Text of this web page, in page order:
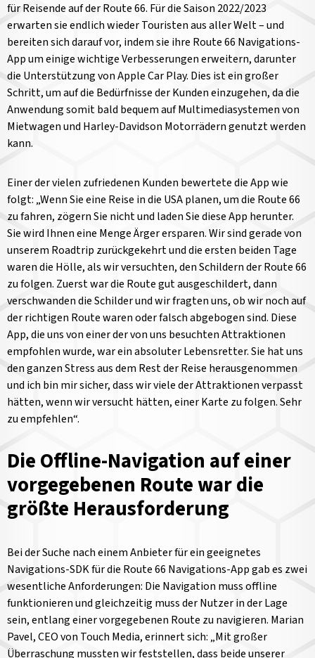
für Reisende auf der Route 66. Für die Saison 2022/2023
erwarten sie endlich wieder Touristen aus aller Welt – und
bereiten sich darauf vor, indem sie ihre Route 66 Navigations-
App um einige wichtige Verbesserungen erweitern, darunter
die Unterstützung von Apple Car Play. Dies ist ein großer
Schritt, um auf die Bedürfnisse der Kunden einzugehen, da die
Anwendung somit bald bequem auf Multimediasystemen von
Mietwagen und Harley-Davidson Motorrädern genutzt werden
kann.
Einer der vielen zufriedenen Kunden bewertete die App wie
folgt: „Wenn Sie eine Reise in die USA planen, um die Route 66
zu fahren, zögern Sie nicht und laden Sie diese App herunter.
Sie wird Ihnen eine Menge Ärger ersparen. Wir sind gerade von
unserem Roadtrip zurückgekehrt und die ersten beiden Tage
waren die Hölle, als wir versuchten, den Schildern der Route 66
zu folgen. Zuerst war die Route gut ausgeschildert, dann
verschwanden die Schilder und wir fragten uns, ob wir noch auf
der richtigen Route waren oder falsch abgebogen sind. Diese
App, die uns von einer der von uns besuchten Attraktionen
empfohlen wurde, war ein absoluter Lebensretter. Sie hat uns
den ganzen Stress aus dem Rest der Reise herausgenommen
und ich bin mir sicher, dass wir viele der Attraktionen verpasst
hätten, wenn wir versucht hätten, einer Karte zu folgen. Sehr
zu empfehlen“.
Die Offline-Navigation auf einer
vorgegebenen Route war die
größte Herausforderung
Bei der Suche nach einem Anbieter für ein geeignetes
Navigations-SDK für die Route 66 Navigations-App gab es zwei
wesentliche Anforderungen: Die Navigation muss offline
funktionieren und gleichzeitig muss der Nutzer in der Lage
sein, entlang einer vorgegebenen Route zu navigieren. Marian
Pavel, CEO von Touch Media, erinnert sich: „Mit großer
Überraschung mussten wir feststellen, dass beide unserer